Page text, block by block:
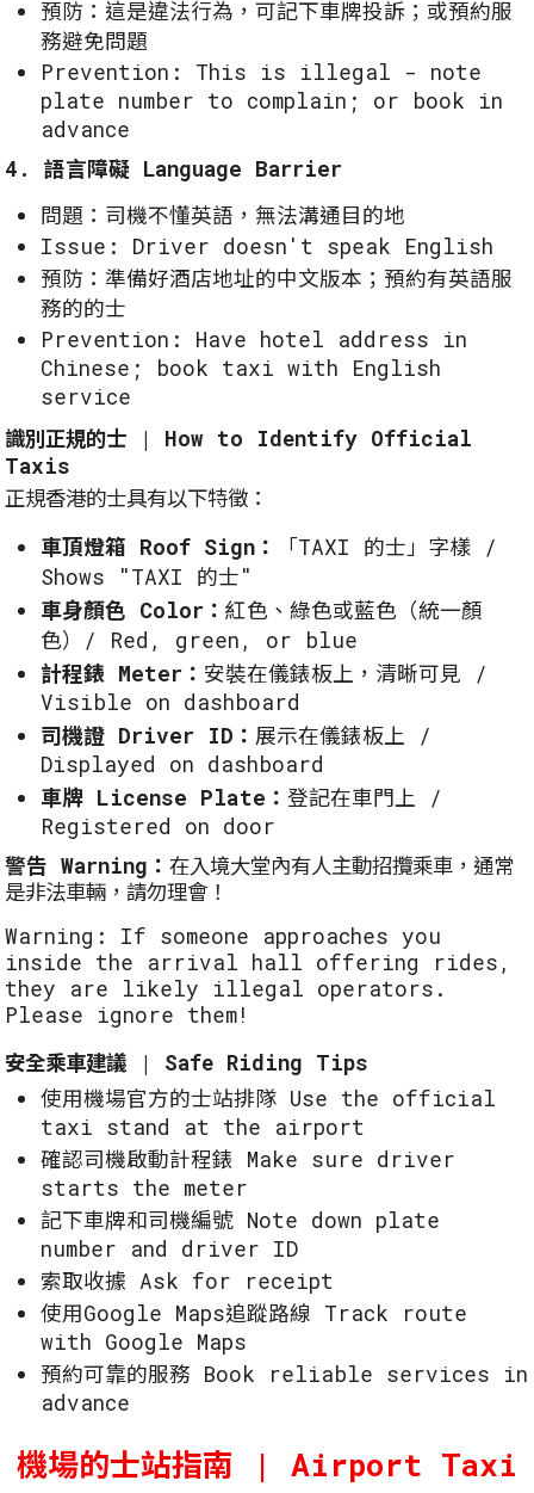
預防：這是違法行為，可記下車牌投訴；或預約服
務避免問題
Prevention: This is illegal - note
plate number to complain; or book in
advance
4. 語言障礙 Language Barrier
問題：司機不懂英語，無法溝通目的地
Issue: Driver doesn't speak English
預防：準備好酒店地址的中文版本；預約有英語服
務的的士
Prevention: Have hotel address in
Chinese; book taxi with English
service
識別正規的士 | How to Identify Official
Taxis
正規香港的士具有以下特徵：
車頂燈箱 Roof Sign：
「TAXI 的士」字樣 /
Shows "TAXI 的士"
車身顏色 Color：紅色、綠色或藍色（統一顏
色）/ Red, green, or blue
計程錶 Meter： 安裝在儀錶板上，清晰可見 /
Visible on dashboard
司機證 Driver ID： 展示在儀錶板上 /
Displayed on dashboard
車牌 License Plate：登記在車門上 /
Registered on door
警告 Warning：在入境大堂內有人主動招攬乘車，通常
是非法車輛，請勿理會！
Warning: If someone approaches you
inside the arrival hall offering rides,
they are likely illegal operators.
Please ignore them!
安全乘車建議 | Safe Riding Tips
使用機場官方的士站排隊 Use the official
taxi stand at the airport
確認司機啟動計程錶 Make sure driver
starts the meter
記下車牌和司機編號 Note down plate
number and driver ID
索取收據 Ask for receipt
使用Google Maps追蹤路線 Track route
with Google Maps
預約可靠的服務 Book reliable services in
advance
機場的士站指南 | Airport Taxi